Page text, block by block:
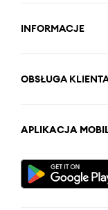
INFORMACJE
OBSŁUGA
APLIKACJA